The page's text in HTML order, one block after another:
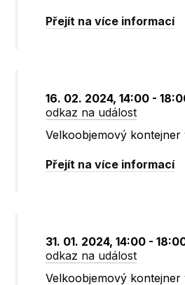
Přejít na více informací
16. 02. 2024, 14:00 -
odkaz na událost
Velkoobjemový kontejner
Přejít na více informací
31. 01. 2024, 14:00 -
odkaz na událost
Velkoobjemový kontejner